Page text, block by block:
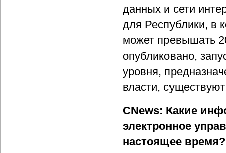
данных и сети
для Республики, в
может превышать
опубликовано,
уровня,
власти,
CNews: Какие
электронное
настоящее